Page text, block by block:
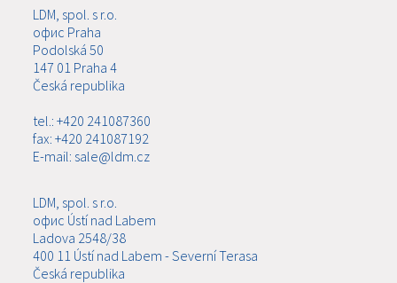
LDM, spol. s r.o.
офис Praha
Podolská 50
147 01 Praha 4
Česká republika
tel.: +420 241087360
fax: +420 241087192
E-mail: sale@ldm.cz
LDM, spol. s r.o.
офис Ústí nad Labem
Ladova 2548/38
400 11 Ústí nad Labem - Severní Terasa
Česká republika